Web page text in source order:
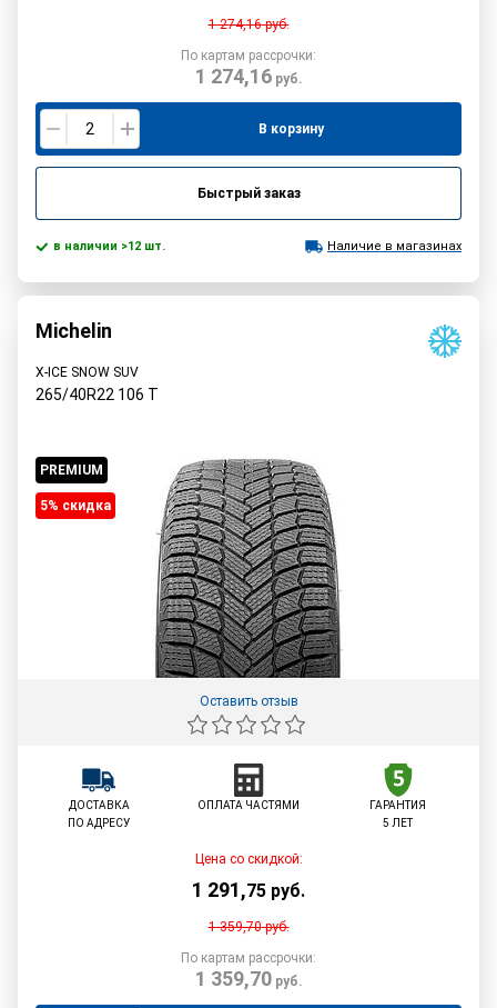
1 274,16руб.
По картам рассрочки:
1 274,16руб.
В корзину
Быстрый заказ
в наличии >12 шт. Наличие в магазинах
Michelin
X-ICE SNOW SUV
265/40R22 106 T
PREMIUM
5% cкидка
Оставить отзыв
ДОСТАВКА
ПО АДРЕСУ
ОПЛАТА ЧАСТЯМИ
ГАРАНТИЯ
5 ЛЕТ
Цена со скидкой:
1 291,75 руб.
1 359,70руб.
По картам рассрочки:
1 359,70руб.